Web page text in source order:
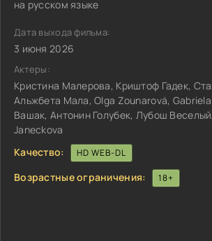
на русском языке
Дата выхода фильма:
3 июня 2026
Актеры:
Кристина Малерова, Криштоф Гадек,
Альжбета Мала, Olga Zounarová,
Вашак, Антонин Голубек, Лубош
Janeckova
Качество:
HD WEB-DL
Возрастные ограничения: 18+